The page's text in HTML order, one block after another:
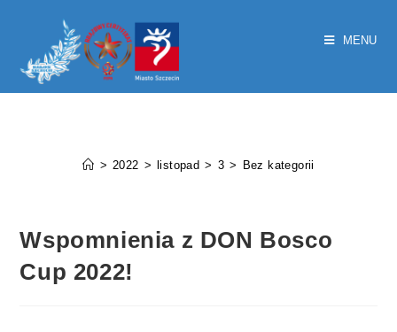
MENU
> 2022 > listopad > 3 > Bez kategorii
Wspomnienia z DON Bosco
Cup 2022!